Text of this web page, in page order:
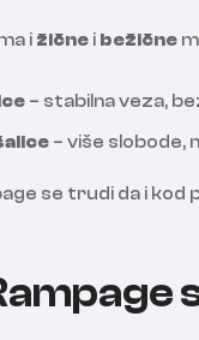
i žične i bežične
– stabilna veza,
– više slobode,
se trudi da i